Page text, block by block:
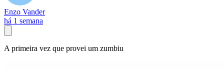
Enzo Vander
há 1 semana
A primeira vez que provei um zumbiu